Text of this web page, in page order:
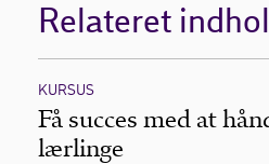
Relateret
KURSUS
Få succes med at
lærlinge